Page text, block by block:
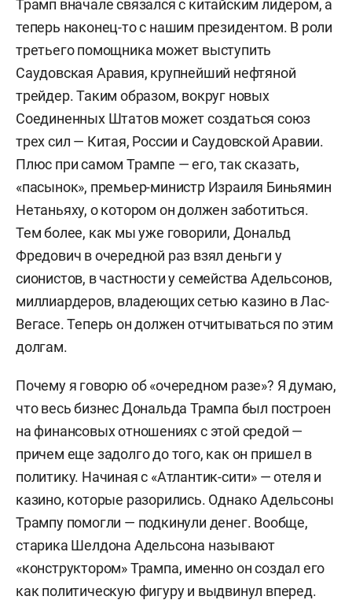
Трамп вначале связался с китайским лидером, а
теперь наконец-то с нашим президентом. В роли
третьего помощника может выступить
Саудовская Аравия, крупнейший нефтяной
трейдер. Таким образом, вокруг новых
Соединенных Штатов может создаться союз
трех сил — Китая, России и Саудовской Аравии.
Плюс при самом Трампе — его, так сказать,
«пасынок», премьер-министр Израиля Биньямин
Нетаньяху, о котором он должен заботиться.
Тем более, как мы уже говорили, Дональд
Фредович в очередной раз взял деньги у
сионистов, в частности у семейства Адельсонов,
миллиардеров, владеющих сетью казино в Лас-
Вегасе. Теперь он должен отчитываться по этим
долгам.
Почему я говорю об «очередном разе»? Я думаю,
что весь бизнес Дональда Трампа был построен
на финансовых отношениях с этой средой —
причем еще задолго до того, как он пришел в
политику. Начиная с «Атлантик-сити» — отеля и
казино, которые разорились. Однако Адельсоны
Трампу помогли — подкинули денег. Вообще,
старика Шелдона Адельсона называют
«конструктором» Трампа, именно он создал его
как политическую фигуру и выдвинул вперед.